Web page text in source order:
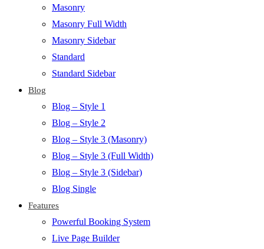
Masonry
Masonry Full Width
Masonry Sidebar
Standard
Standard Sidebar
Blog
Blog – Style 1
Blog – Style 2
Blog – Style 3 (Masonry)
Blog – Style 3 (Full Width)
Blog – Style 3 (Sidebar)
Blog Single
Features
Powerful Booking System
Live Page Builder